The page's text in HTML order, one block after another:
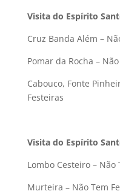
Visita do Espírito
Cruz Banda Além –
Pomar da Rocha –
Cabouco, Fonte
Festeiras
Visita do Espírito
Lombo Cesteiro – Não
Murteira – Não Tem